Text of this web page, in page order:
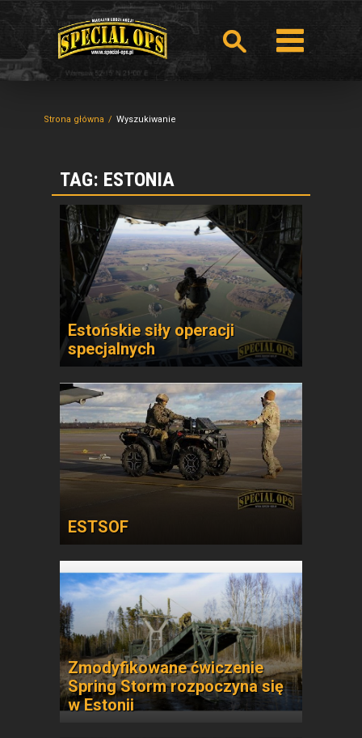
Strona główna Wyszukiwanie
TAG: ESTONIA
Estońskie siły operacji
specjalnych
ESTSOF
Zmodyfikowane ćwiczenie
Spring Storm rozpoczyna się
w Estonii